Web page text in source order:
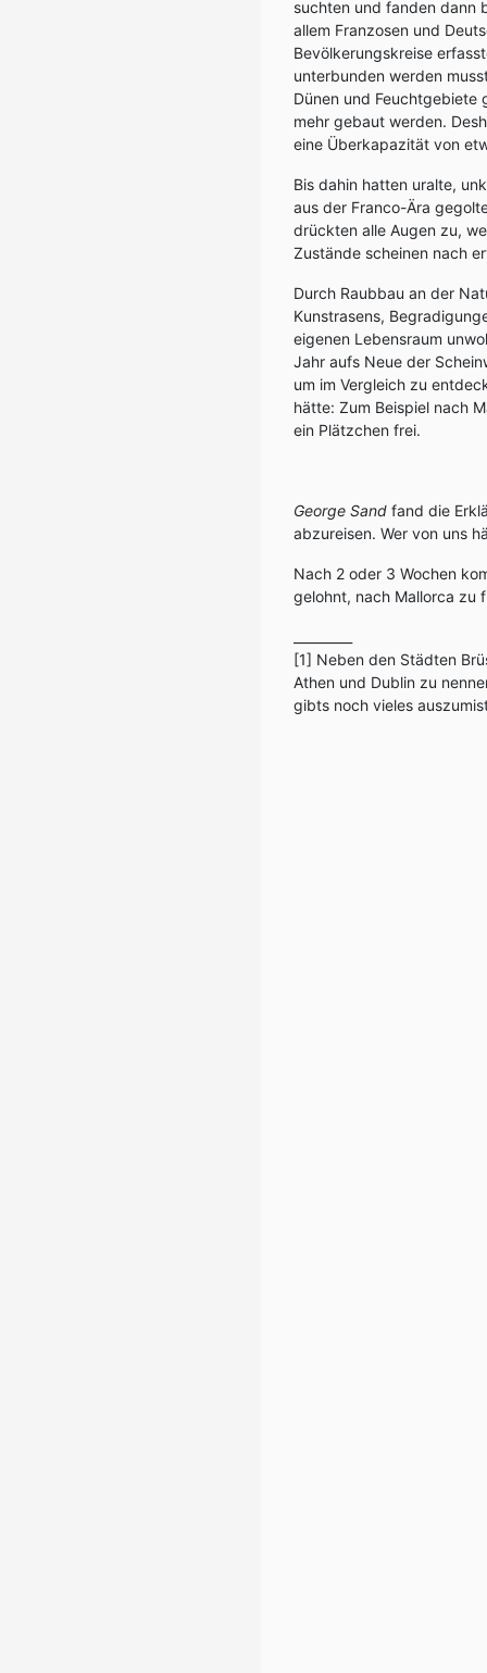
suchten und fanden dann
allem Franzosen und
Bevölkerungskreise
unterbunden werden
Dünen und Feuchtgebiete
mehr gebaut werden.
eine Überkapazität von
Bis dahin hatten uralte,
aus der Franco-Ära
drückten alle Augen zu,
Zustände scheinen nach
Durch Raubbau an der
Kunstrasens,
eigenen Lebensraum
Jahr aufs Neue der
um im Vergleich zu
hätte: Zum Beispiel nach
ein Plätzchen frei.
George Sand fand die
abzureisen. Wer von uns
Nach 2 oder 3 Wochen
gelohnt, nach Mallorca zu
[1] Neben den Städten
Athen und Dublin zu
gibts noch vieles